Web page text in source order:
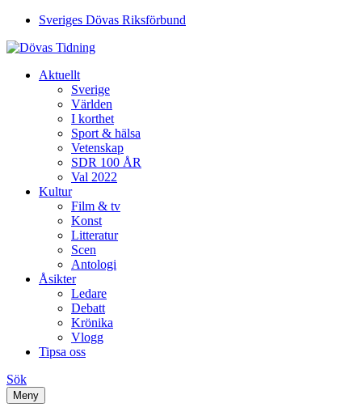
Sveriges Dövas Riksförbund
Aktuellt
Sverige
Världen
I korthet
Sport & hälsa
Vetenskap
SDR 100 ÅR
Val 2022
Kultur
Film & tv
Konst
Litteratur
Scen
Antologi
Åsikter
Ledare
Debatt
Krönika
Vlogg
Tipsa oss
Sök
Meny